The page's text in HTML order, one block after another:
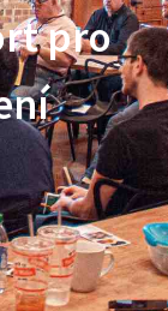
pro